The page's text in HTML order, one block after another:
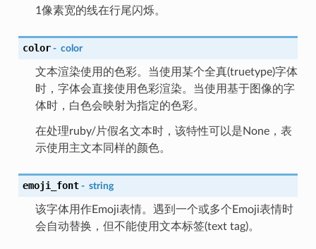
1像素宽的线在行尾闪烁。
color - color
文本渲染使用的色彩。当使用某个全真(truetype)字体
时，字体会直接使用色彩渲染。当使用基于图像的字
体时，白色会映射为指定的色彩。
在处理ruby/片假名文本时，该特性可以是None，表
示使用主文本同样的颜色。
emoji_font - string
该字体用作Emoji表情。遇到一个或多个Emoji表情时
会自动替换，但不能使用文本标签(text tag)。